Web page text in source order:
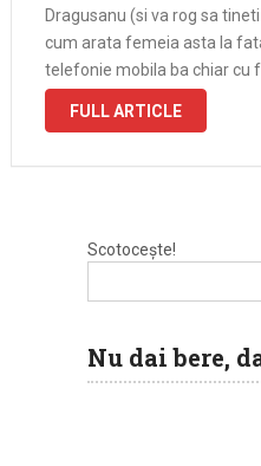
Dragusanu (si va rog sa
cum arata femeia asta la
telefonie mobila ba chiar cu
De preferat e …
FULL ARTICLE
Scotocește!
Nu dai bere,